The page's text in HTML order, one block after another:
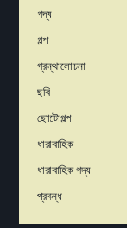
গদ্য
গল্প
গ্রন্থালোচনা
ছবি
ছোটোগল্প
ধারাবাহিক
ধারাবাহিক গদ্য
প্রবন্ধ